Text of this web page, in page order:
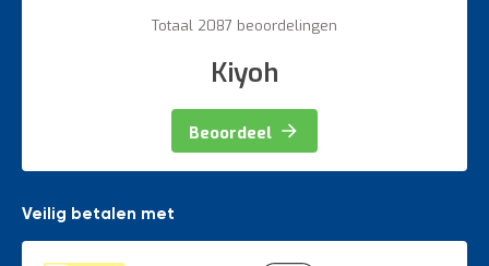
Totaal 2087 beoordelingen
Kiyoh
Beoordeel
Veilig betalen met